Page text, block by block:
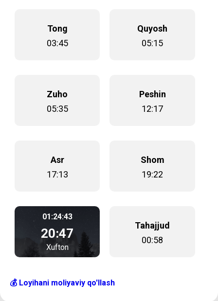
Tong
03:45
Quyosh
05:15
Zuho
05:35
Peshin
12:17
Asr
17:13
Shom
19:22
01:24:43
20:47
Xufton
Tahajjud
00:58
💰 Loyihani moliyaviy qo'llash